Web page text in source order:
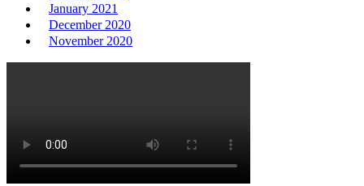
January 2021
December 2020
November 2020